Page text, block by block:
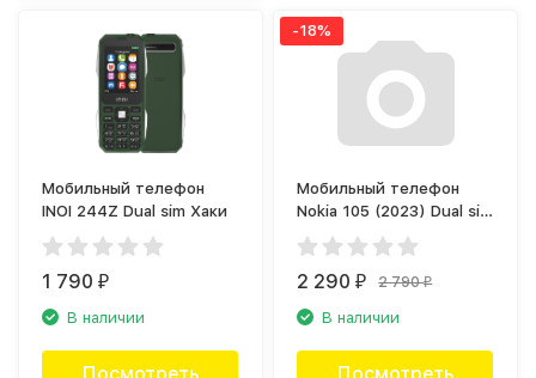
Мобильный телефон
INOI 244Z Dual sim Хаки
1 790₽
В наличии
-18%
Мобильный телефон
Nokia 105 (2023) Dual sim
Голубой
2 290₽ 2 790₽
В наличии